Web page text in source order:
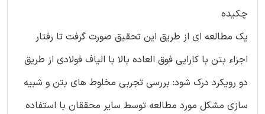
چکیده
یک مطالعه ای از طریق این تحقیق صورت گرفت تا رفتار
اجزاء بتن با کارایی فوق العاده بالا با الیاف فولادی از طریق
دو رویکرد درک شود: بررسی تجربی مخلوط های بتن و شبیه
سازی مشکل مورد مطالعه توسط سایر محققان با استفاده